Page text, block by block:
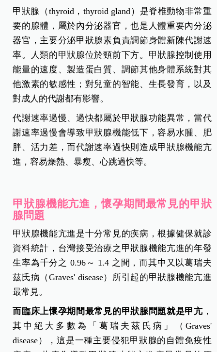
甲狀腺（thyroid，thyroid gland）是脊椎動物非常重
要的腺體，屬於內分泌器官，也是人體重要內分泌
器官，主要分泌甲狀腺素負責調節身體新陳代謝速
率。人類的甲狀腺位於頸前下方。甲狀腺控制使用
能量的速度、製造蛋白質、調節其他身體系統對其
他激素的敏感性；對兒童的智能、生長發育，以及
對成人的代謝都有影響。
代謝速率過慢、過快都屬於甲狀腺功能異常，當代
謝速率過慢會導致甲狀腺機能低下，容易水腫、肥
胖、活力差，而代謝速率過快則造成甲狀腺機能亢
進，容易燥熱、暴瘦、心跳過快等。
甲狀腺機能亢進，懷孕期間最常見的甲狀
腺問題
甲狀腺機能亢進是十分常見的疾病，根據健保就診
資料統計，台灣接受治療之甲狀腺機能亢進的年發
生率為千分之 0.96～ 1.4 之間，而其中又以葛瑞夫
茲氏病（Graves' disease）所引起的甲狀腺機能亢進
最常見。
而臨床上懷孕期間最常見的甲狀腺問題就是甲亢，
其中絕大多數為「葛瑞夫茲氏病」（Graves'
disease），這是一種主要侵犯甲狀腺的自體免疫性